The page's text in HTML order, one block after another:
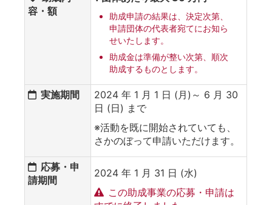
容・額
助成申請の結果は、決定次第、
申請団体の代表者宛てにお知ら
せいたします。
助成金は準備が整い次第、順次
助成するものとします。
実施期間
2024 年 1 月 1 日 (月)～ 6 月 30
日 (日) まで
※活動を既に開始されていても、
さかのぼって申請いただけます。
応募・申
請期間
2024 年 1 月 31 日 (水)
この助成事業の応募・申請は